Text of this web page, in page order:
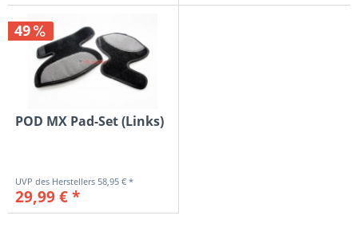
49
POD MX Pad-Set (Links)
58,95 € *
29,99 € *